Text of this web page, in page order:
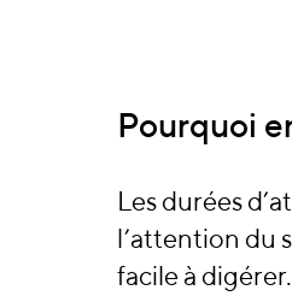
Pourquoi
Les durées
l’attention du
facile à